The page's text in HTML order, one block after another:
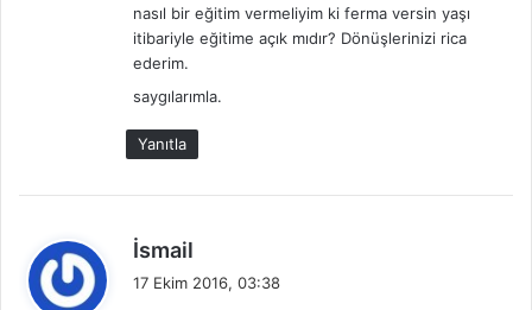
nasıl bir eğitim vermeliyim ki ferma versin yaşı
itibariyle eğitime açık mıdır? Dönüşlerinizi rica
ederim.
saygılarımla.
Yanıtla
İsmail
17 Ekim 2016, 03:38